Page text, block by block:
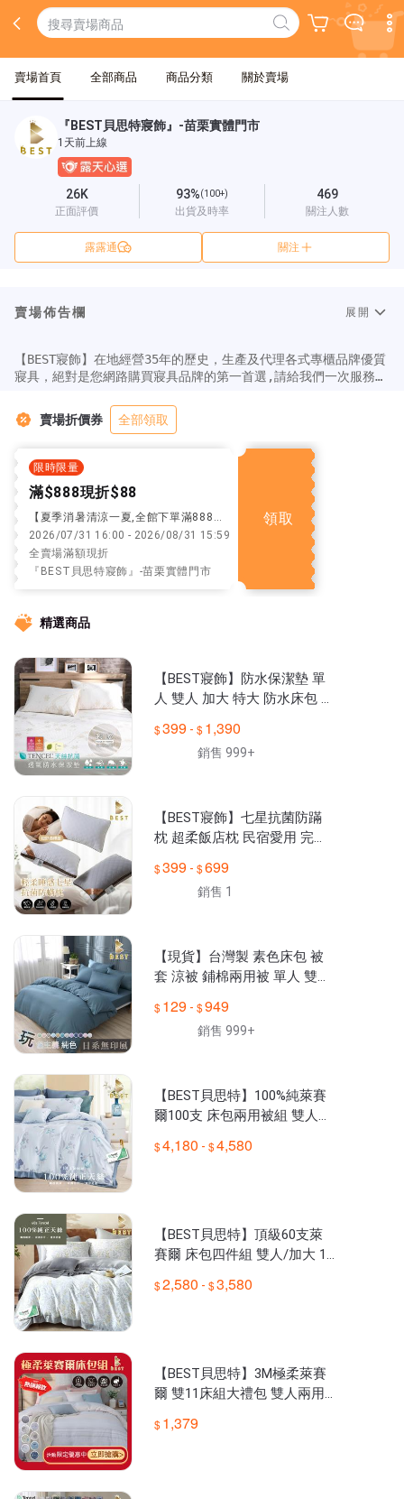
賣場首頁 全部商品 商品分類 關於賣場
『BEST貝思特寢飾』-苗栗實體門市
1天前上線
26K
正面評價
93%(100+)
出貨及時率
469
關注人數
露露通 關注
賣場佈告欄 展開
【BEST寢飾】在地經營35年的歷史，生產及代理各式專櫃品牌優質
寢具，絕對是您網路購買寢具品牌的第一首選,請給我們一次服務的
最好的寢飾獻給您"~
全館下單滿1499元免運費(需結帳頁面自行修改運費喔)!專櫃寢具
賣場折價券 全部領取
限時限量
滿$888現折$88
【夏季消暑清涼一夏,全館下單滿888現折88】
2026/07/31 16:00 - 2026/08/31 15:59
全賣場滿額現折
『BEST貝思特寢飾』-苗栗實體門市
領取
精選商品
【BEST寢飾】防水保潔墊 單
人 雙人 加大 特大 防水床包 枕
皆可包覆
399 - 1,390
銷售 999+
【BEST寢飾】七星抗菌防蹣
枕 超柔飯店枕 民宿愛用 完美
出貨限制，詳請參閱內容說明]
399 - 699
銷售 1
【現貨】台灣製 素色床包 被
套 涼被 鋪棉兩用被 單人 雙人
無印 枕頭套 柔絲棉
129 - 949
銷售 999+
【BEST貝思特】100%純萊賽
爾100支 床包兩用被組 雙人
H44,180 - 4,580
【BEST貝思特】頂級60支萊
賽爾 床包四件組 雙人/加大 10
四件組 E3
2,580 - 3,580
【BEST貝思特】3M極柔萊賽
爾 雙11床組大禮包 雙人兩用
1,379